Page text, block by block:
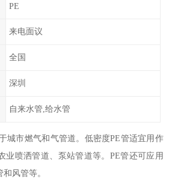
PE
来电面议
全国
深圳
自来水管,给水管
城市燃气和气管道。低密度PE管适宜用作
业喷洒管道、泵站管道等。PE管还可应用
风管等。